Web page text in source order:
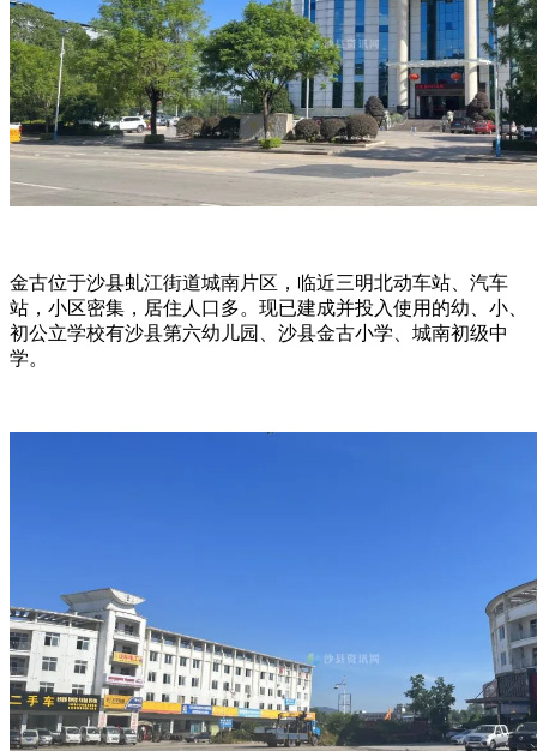
金古位于沙县虬江街道城南片区，临近三明北动车站、汽车
站，小区密集，居住人口多。现已建成并投入使用的幼、小、
初公立学校有沙县第六幼儿园、沙县金古小学、城南初级中
学。